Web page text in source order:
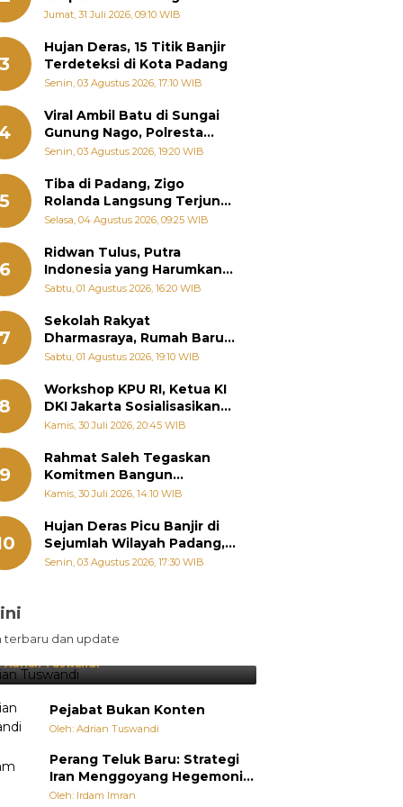
Pemanenan Kayu Ilegal di
Solok
Jumat, 31 Juli 2026, 09:10 WIB
3
Hujan Deras, 15 Titik Banjir
Terdeteksi di Kota Padang
Senin, 03 Agustus 2026, 17:10 WIB
Viral Ambil Batu di Sungai
Gunung Nago, Polresta
Padang Ungkap Fakta
Senin, 03 Agustus 2026, 19:20 WIB
5
Tiba di Padang, Zigo
Rolanda Langsung Terjun
Bantu Warga Terdampak
Selasa, 04 Agustus 2026, 09:25 WIB
6
Ridwan Tulus, Putra
Indonesia yang Harumkan
Nama Bangsa hingga
Jepang
Sabtu, 01 Agustus 2026, 16:20 WIB
7
Sekolah Rakyat
Dharmasraya, Rumah Baru
268 Anak Menggapai Mimpi
Kemiskinan
Sabtu, 01 Agustus 2026, 19:10 WIB
8
Workshop KPU RI, Ketua KI
DKI Jakarta Sosialisasikan
Hukum Acara Penyelesaian
Kamis, 30 Juli 2026, 20:45 WIB
9
Rahmat Saleh Tegaskan
Komitmen Bangun
Pertanian Sumbar Tanpa
Kamis, 30 Juli 2026, 14:10 WIB
Hujan Deras Picu Banjir di
Sejumlah Wilayah Padang,
Fadly Amran Perintahkan
Senin, 03 Agustus 2026, 17:30 WIB
terbaru dan update
Lebih Diunggulkan, tetapi
Selalu Punya Cara Membuat
Adrian Tuswandi
Pejabat Bukan Konten
Oleh: Adrian Tuswandi
Perang Teluk Baru: Strategi
Iran Menggoyang Hegemoni
AS dari Dalam
Oleh: Irdam Imran